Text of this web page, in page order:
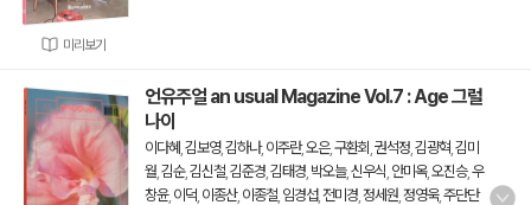
미리보기
언유주얼 an usual Magazine Vol.7 : Age 그럴
나이
이다혜 김보영, 김하나, 이주란,오은, 구환회 권석정 김광혁 김미
월 김순, 김신철 김준경 김태경 박오늘, 신우식 안미옥, 오진승, 우
창윤, 이덕 이종산, 이종철 임경섭, 전미경 정세원 정영욱, 주단단